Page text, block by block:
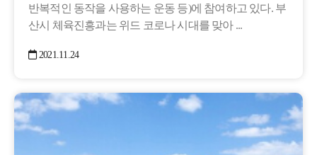
반복적인 동작을 사용하는 운동 등)에 참여하고 있다. 부
산시 체육진흥과는 위드 코로나 시대를 맞아 ...
2021.11.24